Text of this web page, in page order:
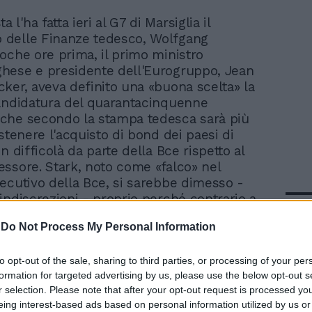
Do Not Process My Personal Information
opt-out of the sale, sharing to third parties, or processing of your
for targeted advertising by us, please use the below opt-out
selection. Please note that after your opt-out request is processed
interest-based ads based on personal information utilized by us
l'ha fatta ieri al G7 di Marsiglia il
delle Finanze tedesco, Wolfgang
ore prima, il primo ministro
e presidente dell'Eurogruppo, Jean
aveva definito una «buona scelta» la
del quarantacinquenne
secondo la stampa tedesca sarà più
l'acquisto di bond dei paesi di
difficolà da parte della Bce rispetto al
Stark, noto come «falco» nel
della Bce, si sarebbe dimesso -
- proprio perché contrario a
da Italia e Spagna. Come aveva già fatto,
febbraio.
In